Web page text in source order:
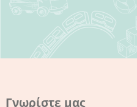
Γνωρίστε μας